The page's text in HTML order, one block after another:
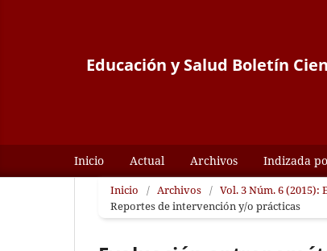
Educación y Salud Boletín
Inicio Actual Archivos Indizada
Inicio / Archivos / Vol. 3 Núm. 6 (2015):
Reportes de intervención y/o prácticas